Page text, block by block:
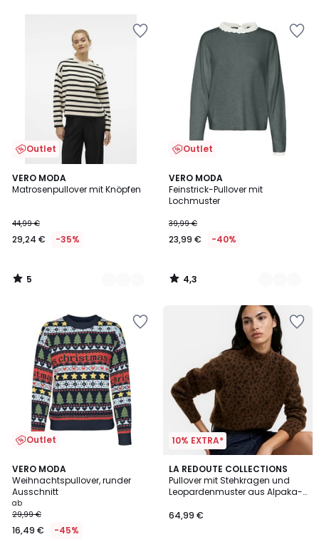
Outlet
VERO MODA
Matrosenpullover mit Knöpfen
44,99 €
29,24 € -35%
5
/
2
Farben
5
/
Outlet
VERO MODA
Feinstrick-Pullover mit
Lochmuster
39,99 €
23,99 € -40%
4,3
/ 5
2
Farben
4,3
/
Outlet
VERO MODA
Weihnachtspullover, runder
Ausschnitt
ab
29,99 €
16,49 € -45%
4,8
/ 5
2
Farben
10% EXTRA*
LA REDOUTE COLLECTIONS
Pullover mit Stehkragen und
Leopardenmuster aus Alpaka-
64,99 €